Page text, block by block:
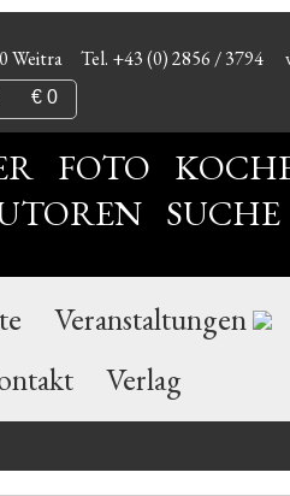
Weitra Tel. +43 (0) 2856 / 3794
€ 0
FOTO
SUCHE
Veranstaltungen
Verlag